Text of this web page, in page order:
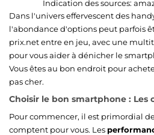
Indication des sources:
Dans l'univers effervescent des
l'abondance d'options peut parfois
prix.net entre en jeu, avec une
pour vous aider à dénicher le
Vous êtes au bon endroit pour
pas cher.
Choisir le bon smartphone : Les
Pour commencer, il est primordial
comptent pour vous. Les